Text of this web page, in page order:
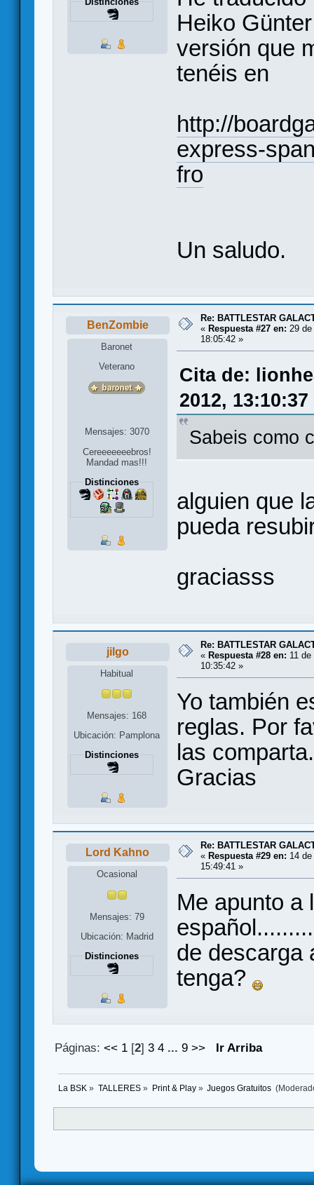
Heiko
versión que
tenéis en
http://
express-
fro
Un saludo.
BenZombie
Baronet
Veterano
Mensajes: 3070
Cereeeeeeebros!
Mandad mas!!!
Distinciones
Re: BATTLESTAR
« Respuesta #27 en: 29
18:05:42 »
Cita de:
2012, 13:10:37
Sabeis como
alguien que
pueda
graciasss
jilgo
Habitual
Mensajes: 168
Ubicación: Pamplona
Distinciones
Re: BATTLESTAR
« Respuesta #28 en: 11
10:35:42 »
Yo también
reglas. Por
las comparta.
Gracias
Lord Kahno
Ocasional
Mensajes: 79
Ubicación: Madrid
Distinciones
Re: BATTLESTAR
« Respuesta #29 en: 14
15:49:41 »
Me apunto a
de descarga
tenga?
Páginas:<< 1 [2]3 4 ...9 >> Ir Arriba
La BSK » TALLERES» Print & Play» Juegos Gratuitos